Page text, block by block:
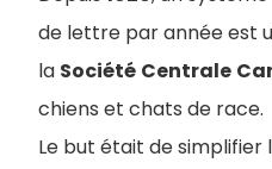
de lettre par année est
la Société Centrale
chiens et chats de race.
Le but était de simplifier